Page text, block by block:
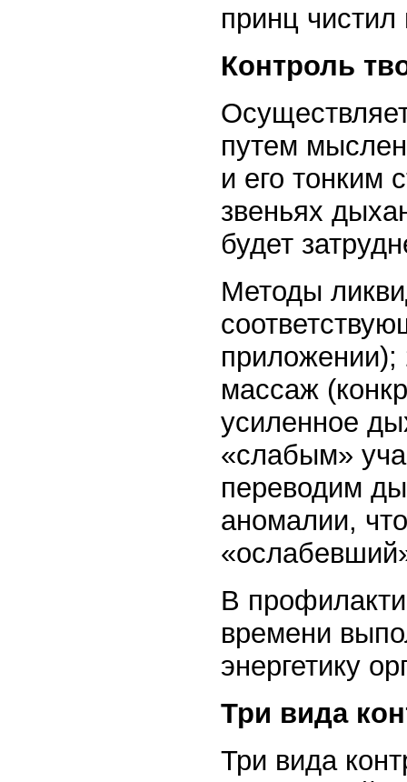
принц
Контроль
путем
и его тонким
звеньях
будет
Методы
приложении);
массаж
усиленное
«слабым»
переводим
аномалии,
В
времени
энергетику
Три вида
Три вида